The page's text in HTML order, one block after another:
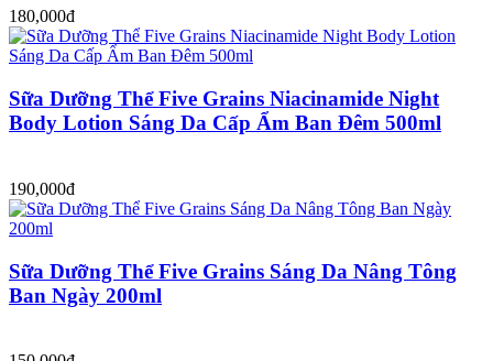
180,000đ
Sữa Dưỡng Thể Five Grains Niacinamide Night
Body Lotion Sáng Da Cấp Ẩm Ban Đêm 500ml
190,000đ
Sữa Dưỡng Thể Five Grains Sáng Da Nâng Tông
Ban Ngày 200ml